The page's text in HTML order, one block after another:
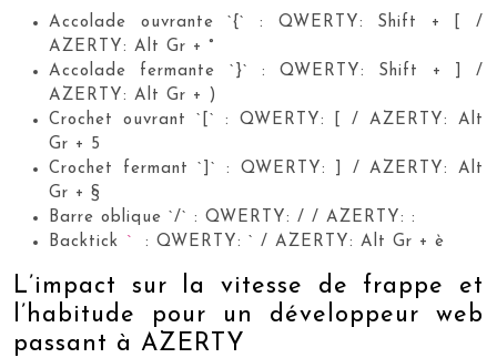
Accolade ouvrante `{` : QWERTY: Shift + [ /
AZERTY: Alt Gr + °
Accolade fermante `}` : QWERTY: Shift + ] /
AZERTY: Alt Gr + )
Crochet ouvrant `[` : QWERTY: [ / AZERTY: Alt
Gr + 5
Crochet fermant `]` : QWERTY: ] / AZERTY: Alt
Gr + §
Barre oblique `/` : QWERTY: / / AZERTY: :
Backtick ` : QWERTY: ` / AZERTY: Alt Gr + è
L’impact sur la vitesse de frappe et
l’habitude pour un développeur web
passant à AZERTY